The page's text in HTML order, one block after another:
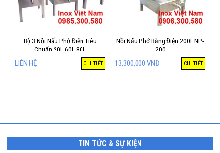
Bộ 3 Nồi Nấu Phở Điện Tiêu
Chuẩn 20L-60L-80L
LIÊN HỆ CHI TIẾT
Nồi Nấu Phở Bằng Điện 200L NP-
200
13,300,000 VNĐ CHI TIẾT
TIN TỨC & SỰ KIỆN